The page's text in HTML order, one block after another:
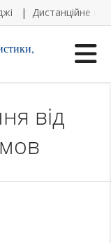
Дистанційне
від